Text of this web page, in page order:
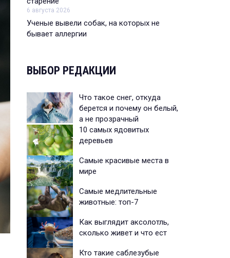
6 августа 2026
Ученые вывели собак, на которых не
бывает аллергии
ВЫБОР РЕДАКЦИИ
Что такое снег, откуда
берется и почему он белый,
а не прозрачный
10 самых ядовитых
деревьев
Самые красивые места в
мире
Самые медлительные
животные: топ-7
Как выглядит аксолотль,
сколько живет и что ест
Кто такие саблезубые